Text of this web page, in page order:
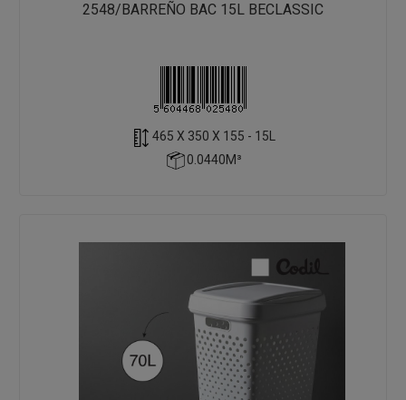
2548/BARREÑO BAC 15L BECLASSIC
465 X 350 X 155 - 15L
0.0440M³